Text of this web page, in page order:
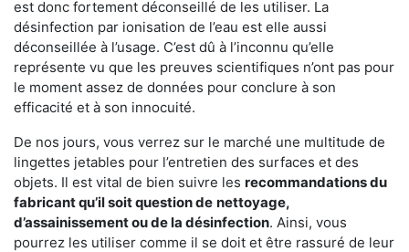
est donc fortement déconseillé de les utiliser. La
désinfection par ionisation de l’eau est elle aussi
déconseillée à l’usage. C’est dû à l’inconnu qu’elle
représente vu que les preuves scientifiques n’ont pas pour
le moment assez de données pour conclure à son
efficacité et à son innocuité.
De nos jours, vous verrez sur le marché une multitude de
lingettes jetables pour l’entretien des surfaces et des
objets. Il est vital de bien suivre les recommandations du
fabricant qu’il soit question de nettoyage,
d’assainissement ou de la désinfection. Ainsi, vous
pourrez les utiliser comme il se doit et être rassuré de leur